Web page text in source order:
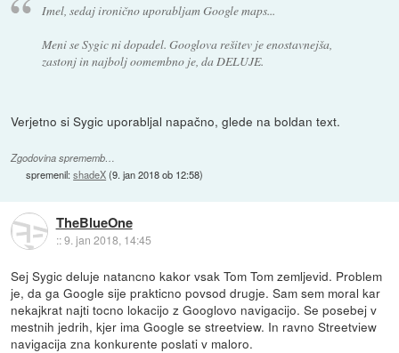
Imel, sedaj ironično uporabljam Google maps...
Meni se Sygic ni dopadel. Googlova rešitev je enostavnejša,
zastonj in najbolj oomembno je, da DELUJE.
Verjetno si Sygic uporabljal napačno, glede na boldan text.
Zgodovina sprememb…
spremenil:shadeX(9. jan 2018 ob 12:58)
TheBlueOne
::9. jan 2018, 14:45
Sej Sygic deluje natancno kakor vsak Tom Tom zemljevid. Problem
je, da ga Google sije prakticno povsod drugje. Sam sem moral kar
nekajkrat najti tocno lokacijo z Googlovo navigacijo. Se posebej v
mestnih jedrih, kjer ima Google se streetview. In ravno Streetview
navigacija zna konkurente poslati v maloro.